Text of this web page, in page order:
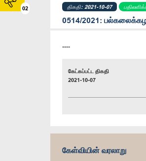
02 திகதி: 2021-10-07
0514/2021:
----
கேட்கப்பட்ட திகதி
2021-10-07
கேள்வியின் வரலாறு